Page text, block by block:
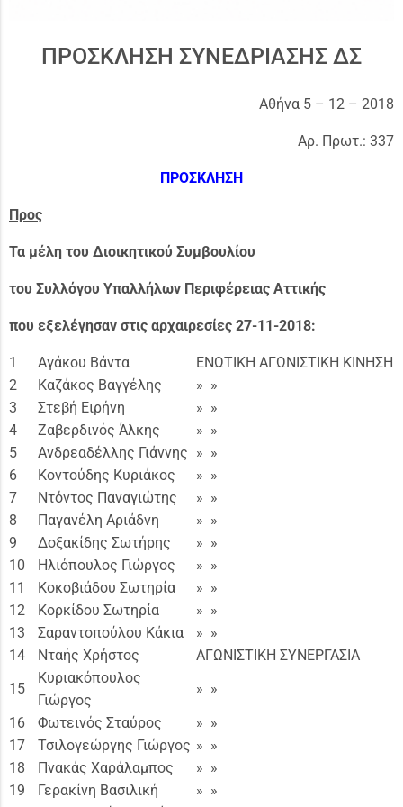
ΠΡΟΣΚΛΗΣΗ ΣΥΝΕΔΡΙΑΣΗΣ ΔΣ
Αθήνα 5 – 12 – 2018
Αρ. Πρωτ.: 337
ΠΡΟΣΚΛΗΣΗ
Προς
Τα μέλη του Διοικητικού Συμβουλίου
του Συλλόγου Υπαλλήλων Περιφέρειας Αττικής
που εξελέγησαν στις αρχαιρεσίες 27-11-2018:
1 Αγάκου Βάντα
ΕΝΩΤΙΚΗ ΑΓΩΝΙΣΤΙΚΗ ΚΙΝΗΣΗ
2
Καζάκος Βαγγέλης
» »
3
Στεβή Ειρήνη
» »
4
Ζαβερδινός Άλκης
» »
5
Ανδρεαδέλλης Γιάννης » »
6
Κοντούδης Κυριάκος
» »
7
Ντόντος Παναγιώτης
» »
8
Παγανέλη Αριάδνη
» »
9
Δοξακίδης Σωτήρης
» »
10
Ηλιόπουλος Γιώργος
» »
11
Κοκοβιάδου Σωτηρία
» »
12
Κορκίδου Σωτηρία
» »
13
Σαραντοπούλου Κάκια
» »
14
Νταής Χρήστος
ΑΓΩΝΙΣΤΙΚΗ ΣΥΝΕΡΓΑΣΙΑ
15
Κυριακόπουλος
Γιώργος
» »
16
Φωτεινός Σταύρος
» »
17
Τσιλογεώργης Γιώργος » »
18
Πνακάς Χαράλαμπος
» »
19
Γερακίνη Βασιλική
» »